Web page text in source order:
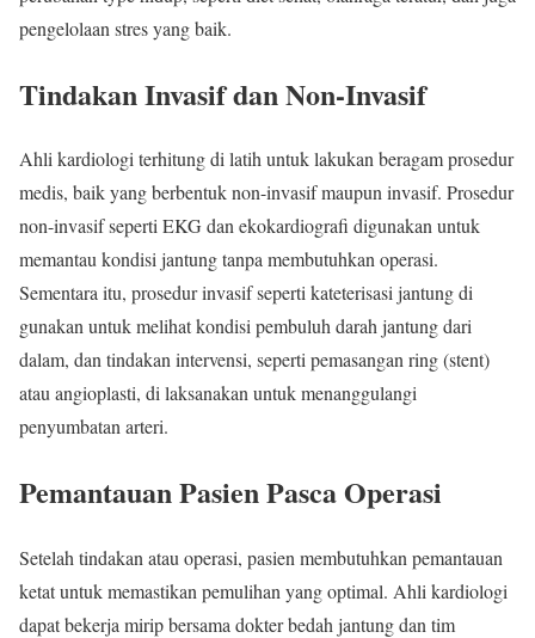
pengelolaan stres yang baik.
Tindakan Invasif dan Non-Invasif
Ahli kardiologi terhitung di latih untuk lakukan beragam prosedur
medis, baik yang berbentuk non-invasif maupun invasif. Prosedur
non-invasif seperti EKG dan ekokardiografi digunakan untuk
memantau kondisi jantung tanpa membutuhkan operasi.
Sementara itu, prosedur invasif seperti kateterisasi jantung di
gunakan untuk melihat kondisi pembuluh darah jantung dari
dalam, dan tindakan intervensi, seperti pemasangan ring (stent)
atau angioplasti, di laksanakan untuk menanggulangi
penyumbatan arteri.
Pemantauan Pasien Pasca Operasi
Setelah tindakan atau operasi, pasien membutuhkan pemantauan
ketat untuk memastikan pemulihan yang optimal. Ahli kardiologi
dapat bekerja mirip bersama dokter bedah jantung dan tim